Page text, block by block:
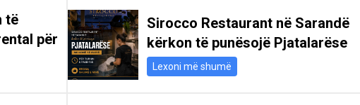
të
për
Sirocco Restaurant në Sarandë
kërkon të punësojë Pjatalarëse
Lexoni më shumë